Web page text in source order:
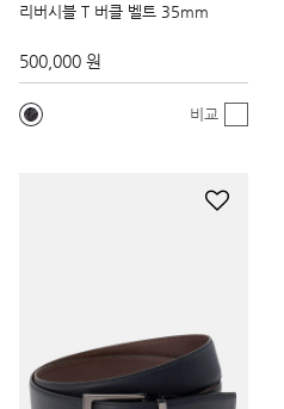
리버시블 T 버클 벨트 35mm
500,000 원
비교